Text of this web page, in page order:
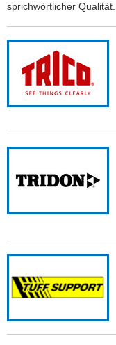
sprichwörtlicher Qualität.